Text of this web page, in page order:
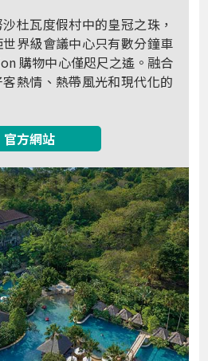
杜瓦度假村中的皇冠之珠，
界級會議中心只有數分鐘車
購物中心僅咫尺之遙。融合
熱情、熱帶風光和現代化的
官方網站